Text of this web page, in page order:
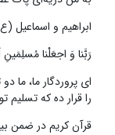
ابراهیم و اسماعیل
رَبَّنا وَ اجعَلْنا
ای پروردگار ما، ما
را قرار ده که تسلیم
قرآن کریم در ضمن